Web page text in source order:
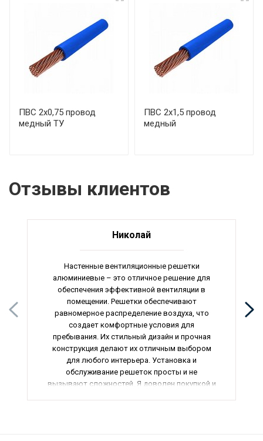
ПВС 2х0,75 провод
медный ТУ
ПВС 2х1,5 провод
медный
Отзывы клиентов
Николай
Настенные вентиляционные решетки
алюминиевые – это отличное решение для
обеспечения эффективной вентиляции в
помещении. Решетки обеспечивают
равномерное распределение воздуха, что
создает комфортные условия для
пребывания. Их стильный дизайн и прочная
конструкция делают их отличным выбором
для любого интерьера. Установка и
обслуживание решеток просты и не
вызывают сложностей. Я доволен покупкой и